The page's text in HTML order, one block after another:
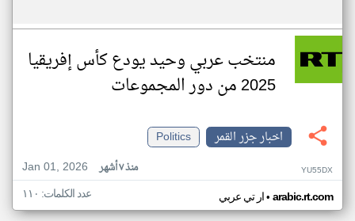
منتخب عربي وحيد يودع كأس إفريقيا
2025 من دور المجموعات
اخبار جزر القمر
Politics
Jan 01, 2026
منذ ٧ أشهر YU55DX
ار تي عربي• arabic.rt.com عدد الكلمات: ١١٠